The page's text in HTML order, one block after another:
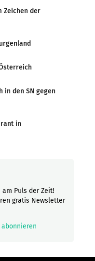
Zeichen der
in den SN gegen
in
Puls der Zeit!
gratis Newsletter